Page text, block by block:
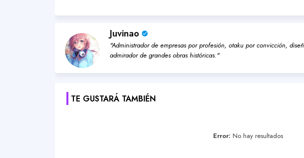
Juvinao
"Administrador de empresas por profesión, otaku por convicción,
admirador de grandes obras históricas."
TE GUSTARÁ TAMBIÉN
Error: No hay resultados